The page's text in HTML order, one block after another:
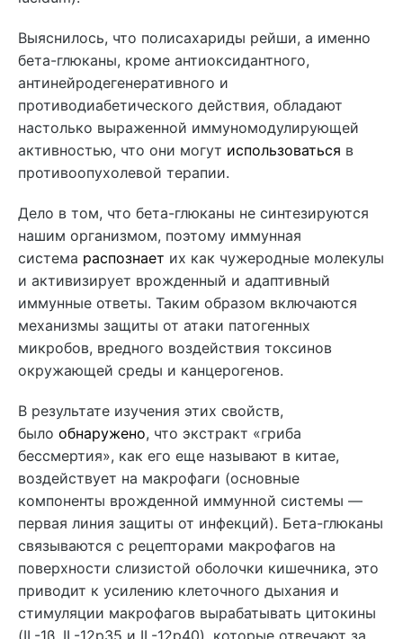
Выяснилось, что полисахариды рейши, а именно
бета-глюканы, кроме антиоксидантного,
антинейродегенеративного и
противодиабетического действия, обладают
настолько выраженной иммуномодулирующей
активностью, что они могут использоваться в
противоопухолевой терапии.
Дело в том, что бета-глюканы не синтезируются
нашим организмом, поэтому иммунная
система распознает их как чужеродные молекулы
и активизирует врожденный и адаптивный
иммунные ответы. Таким образом включаются
механизмы защиты от атаки патогенных
микробов, вредного воздействия токсинов
окружающей среды и канцерогенов.
В результате изучения этих свойств,
было обнаружено, что экстракт «гриба
бессмертия», как его еще называют в китае,
воздействует на макрофаги (основные
компоненты врожденной иммунной системы —
первая линия защиты от инфекций). Бета-глюканы
связываются с рецепторами макрофагов на
поверхности слизистой оболочки кишечника, это
приводит к усилению клеточного дыхания и
стимуляции макрофагов вырабатывать цитокины